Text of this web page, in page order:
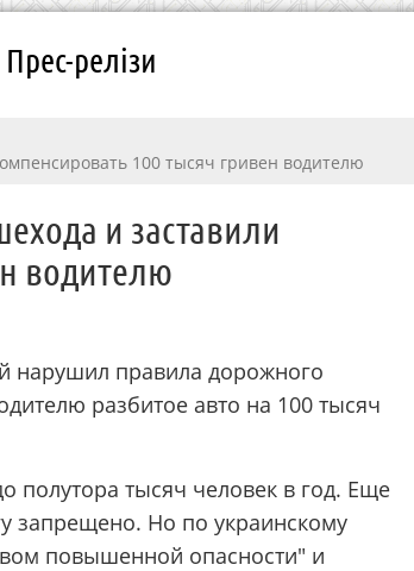
Прес-релізи
100 тысяч гривен водителю
и заставили
водителю
нарушил правила дорожного
разбитое авто на 100 тысяч
полутора тысяч человек в год. Еще
запрещено. Но по украинскому
повышенной опасности" и